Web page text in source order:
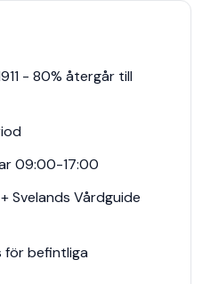
- 80% återgår till
09:00-17:00
Svelands Vårdguide
för befintliga